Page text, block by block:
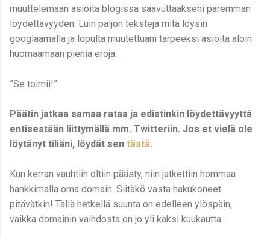
muuttelemaan asioita blogissa saavuttaakseni paremman
löydettävyyden. Luin paljon tekstejä mitä löysin
googlaamalla ja lopulta muutettuani tarpeeksi asioita aloin
huomaamaan pieniä eroja.
”Se toimii!”
Päätin jatkaa samaa rataa ja edistinkin löydettävyyttä
entisestään liittymällä mm. Twitteriin. Jos et vielä ole
löytänyt tiliäni, löydät sen tästä.
Kun kerran vauhtiin oltiin päästy, niin jatkettiin hommaa
hankkimalla oma domain. Siitäkö vasta hakukoneet
pitävätkin! Tällä hetkellä suunta on edelleen ylöspäin,
vaikka domainin vaihdosta on jo yli kaksi kuukautta.